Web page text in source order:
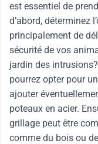
est essentiel de
d’abord, déterminez
principalement de
sécurité de vos
jardin des
pourrez opter pour
ajouter
poteaux en acier.
grillage peut être
comme du bois ou